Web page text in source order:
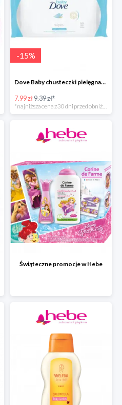
-15%
Dove Baby chusteczki pielęgnacyjne
7.99 zł9.39 zł*
*najniższa cena z 30 dni przed obniżką
Świąteczne promocje w Hebe